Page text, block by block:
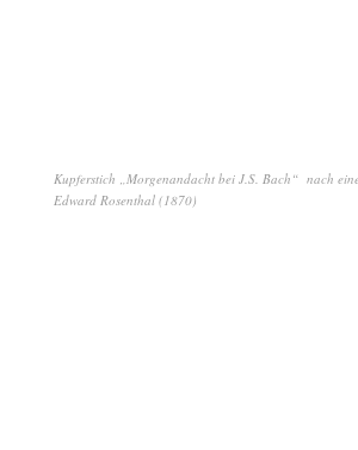
Kupferstich „Morgenandacht bei J.S. Bach“ nach
Edward Rosenthal (1870)